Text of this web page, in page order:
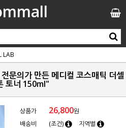
LAB
문의가 만든 메디컬 코스매틱 더셀
토너 150ml"
상품가 26,800원
배송비
(조건) 지역별